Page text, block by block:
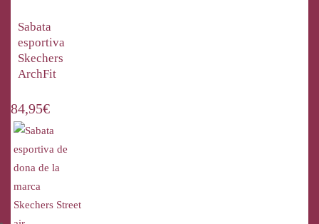
Sabata
esportiva
Skechers
ArchFit
84,95€